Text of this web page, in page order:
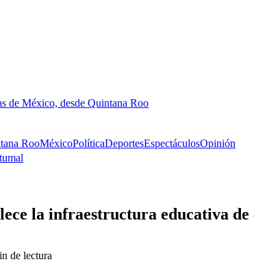
de México, desde Quintana Roo
RooMéxicoPolíticaDeportesEspectáculosOpinión
la infraestructura educativa
de lectura